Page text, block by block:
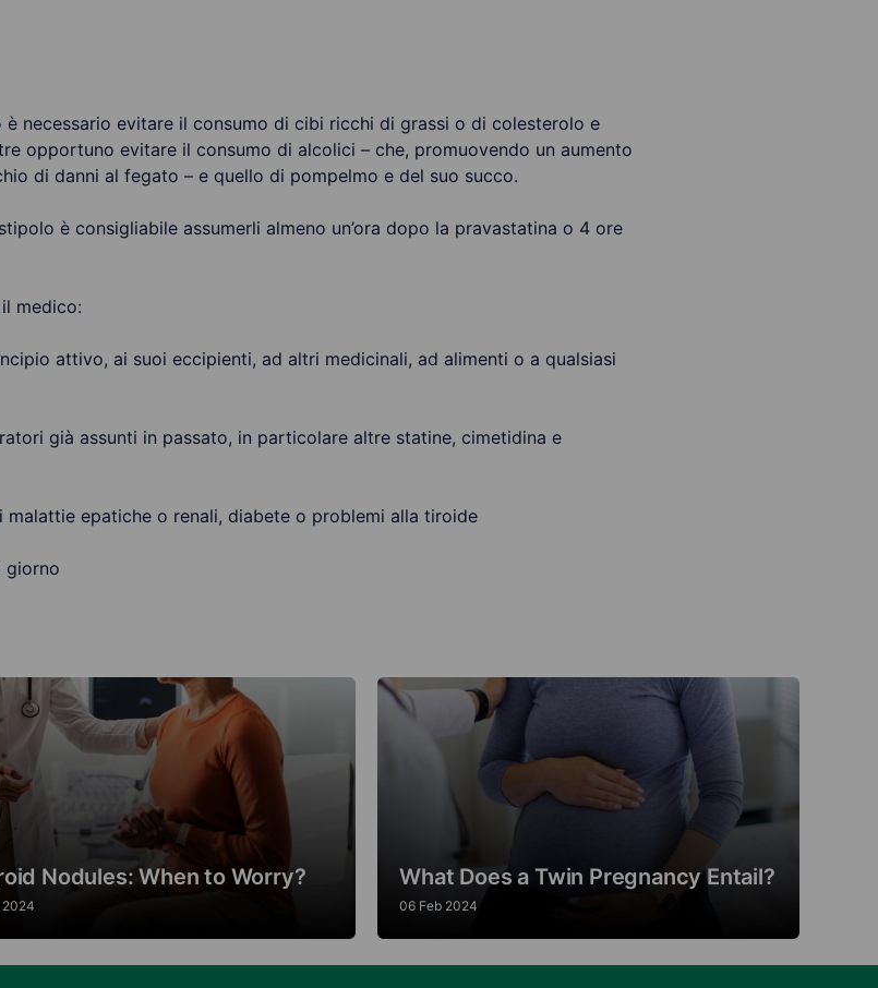
necessario evitare il consumo di cibi ricchi di grassi o di colesterolo e
opportuno evitare il consumo di alcolici – che, promuovendo un aumento
di danni al fegato – e quello di pompelmo e del suo succo.
è consigliabile assumerli almeno un’ora dopo la pravastatina o 4 ore
medico:
attivo, ai suoi eccipienti, ad altri medicinali, ad alimenti o a qualsiasi
già assunti in passato, in particolare altre statine, cimetidina e
epatiche o renali, diabete o problemi alla tiroide
giorno
Nodules: When to Worry?
2024
What Does a Twin Pregnancy Entail?
06 Feb 2024